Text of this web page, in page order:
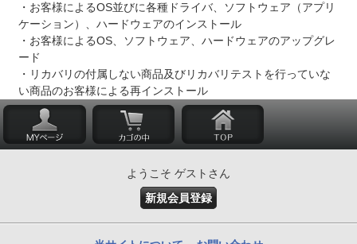
・お客様によるOS並びに各種ドライバ、ソフトウェア（アプリ
ケーション）、ハードウェアのインストール
・お客様によるOS、ソフトウェア、ハードウェアのアップグレ
ード
・リカバリの付属しない商品及びリカバリテストを行っていな
い商品のお客様による再インストール
ようこそ ゲストさん
新規会員登録